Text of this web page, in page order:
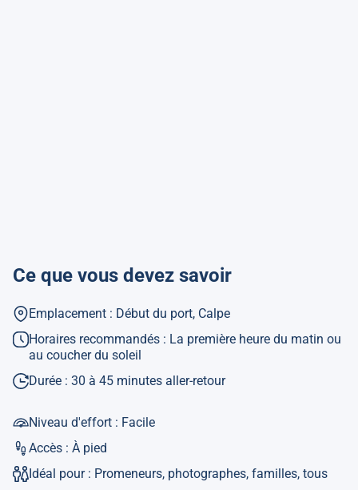
Ce que vous devez savoir
Emplacement : Début du port, Calpe
Horaires recommandés : La première heure du matin ou
au coucher du soleil
Durée : 30 à 45 minutes aller-retour
Niveau d'effort : Facile
Accès : À pied
Idéal pour : Promeneurs, photographes, familles, tous